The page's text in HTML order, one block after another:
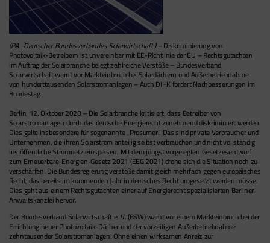
(PA_Deutscher Bundesverbandes Solarwirtschaft )– Diskriminierung von
Photovoltaik-Betreibern ist unvereinbar mit EE-Richtlinie der EU – Rechtsgutachten
im Auftrag der Solarbranche belegt zahlreiche Verstöße – Bundesverband
Solarwirtschaft warnt vor Markteinbruch bei Solardächern und Außerbetriebnahme
von hunderttausenden Solarstromanlagen – Auch DIHK fordert Nachbesserungen im
Bundestag.
Berlin, 12. Oktober 2020 – Die Solarbranche kritisiert, dass Betreiber von
Solarstromanlagen durch das deutsche Energierecht zunehmend diskriminiert werden.
Dies gelte insbesondere für sogenannte „Prosumer“. Das sind private Verbraucher und
Unternehmen, die ihren Solarstrom anteilig selbst verbrauchen und nicht vollständig
ins öffentliche Stromnetz einspeisen. Mit dem jüngst vorgelegten Gesetzesentwurf
zum Erneuerbare-Energien-Gesetz 2021 (EEG 2021) drohe sich die Situation noch zu
verschärfen. Die Bundesregierung verstoße damit gleich mehrfach gegen europäisches
Recht, das bereits im kommenden Jahr in deutsches Recht umgesetzt werden müsse.
Dies geht aus einem Rechtsgutachten einer auf Energierecht spezialisierten Berliner
Anwaltskanzlei hervor.
Der Bundesverband Solarwirtschaft e. V. (BSW) warnt vor einem Markteinbruch bei der
Errichtung neuer Photovoltaik-Dächer und der vorzeitigen Außerbetriebnahme
zehntausender Solarstromanlagen. Ohne einen wirksamen Anreiz zur